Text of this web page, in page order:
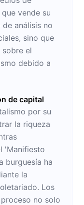
vende su
análisis no
sino que
el
debido a
de capital
por su
la riqueza
'Manifiesto
burguesía ha
la
Los
no solo